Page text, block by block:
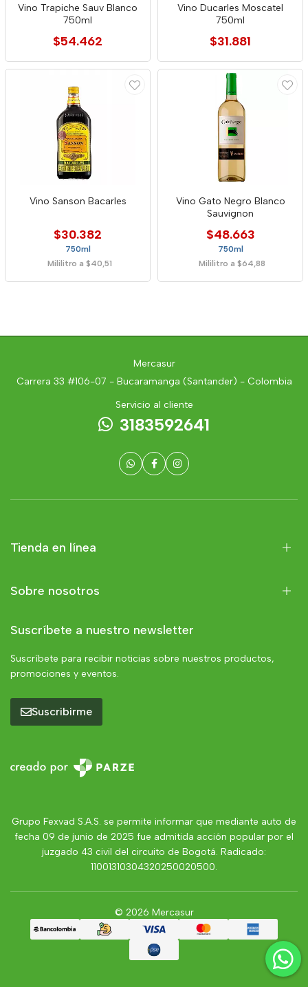
Vino Trapiche Sauv Blanco
750ml
$54.462
Vino Ducarles Moscatel
750ml
$31.881
Vino Sanson Bacarles
$30.382
750ml
Mililitro a $40,51
Vino Gato Negro Blanco
Sauvignon
$48.663
750ml
Mililitro a $64,88
Mercasur
Carrera 33 #106-07 - Bucaramanga (Santander) - Colombia
Servicio al cliente
3183592641
Tienda en línea
Sobre nosotros
Suscríbete a nuestro newsletter
Suscríbete para recibir noticias sobre nuestros productos,
promociones y eventos.
Suscribirme
Grupo Fexvad S.A.S. se permite informar que mediante auto de
fecha 09 de junio de 2025 fue admitida acción popular por el
juzgado 43 civil del circuito de Bogotá. Radicado:
11001310304320250020500.
© 2026 Mercasur